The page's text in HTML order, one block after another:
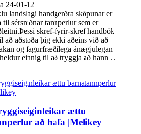
24-01-12
landslagi handgerðra sköpunar er
til sérsniðnar tannperlur sem er
skref-fyrir-skref handbók
að aðstoða þig ekki aðeins við að
og fagurfræðilega ánægjulegan
einnig til að tryggja að hann ...
ættu
að hafa |Melikey